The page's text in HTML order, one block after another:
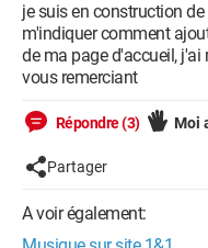
je suis en construction
m'indiquer comment
de ma page d'accueil,
vous remerciant
Répondre (3) Moi
Partager
A voir également: